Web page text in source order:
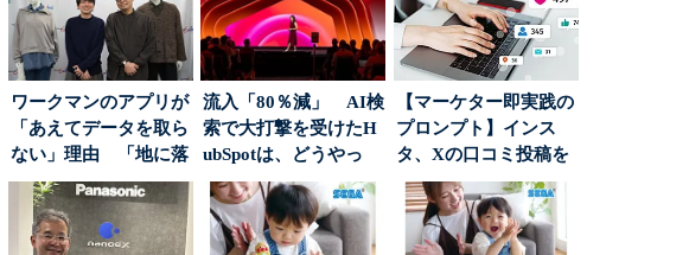
ワークマンのアプリが
「あえてデータを取ら
ない」理由 「地に落
ちた顧客満足度」を
引...
流入「80％減」 AI検
索で大打撃を受けたH
ubSpotは、どうやっ
て“未来の顧...
【マーケター即実践の
プロンプト】インス
タ、Xの口コミ投稿を
分析→戦略立案に生か
す...